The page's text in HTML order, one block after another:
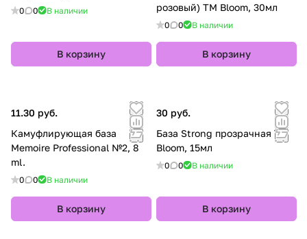
0 0 В наличии
В корзину
розовый) TM Bloom, 30мл
0 0 В наличии
В корзину
11.30 руб.
Камуфлирующая база
Memoire Professional №2, 8
ml.
0 0 В наличии
В корзину
30 руб.
База Strong прозрачная TM
Bloom, 15мл
0 0 В наличии
В корзину